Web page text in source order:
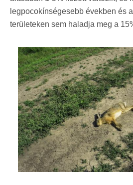
legpocokínségesebb években és
területeken sem haladja meg a